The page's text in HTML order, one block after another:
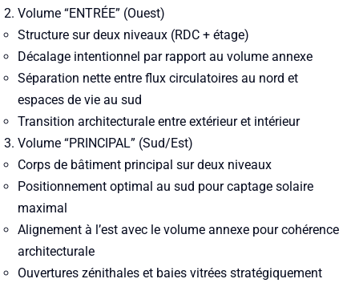
Volume “ENTRÉE” (Ouest)
Structure sur deux niveaux (RDC + étage)
Décalage intentionnel par rapport au volume annexe
Séparation nette entre flux circulatoires au nord et
espaces de vie au sud
Transition architecturale entre extérieur et intérieur
Volume “PRINCIPAL” (Sud/Est)
Corps de bâtiment principal sur deux niveaux
Positionnement optimal au sud pour captage solaire
maximal
Alignement à l’est avec le volume annexe pour cohérence
architecturale
Ouvertures zénithales et baies vitrées stratégiquement